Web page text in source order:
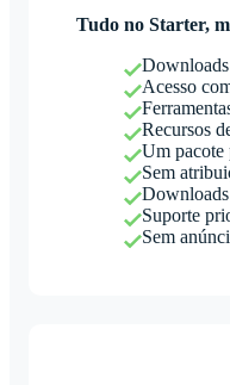
Tudo no Starter,
Acesso
Recursos
Um pacote
Sem
Suporte
Sem